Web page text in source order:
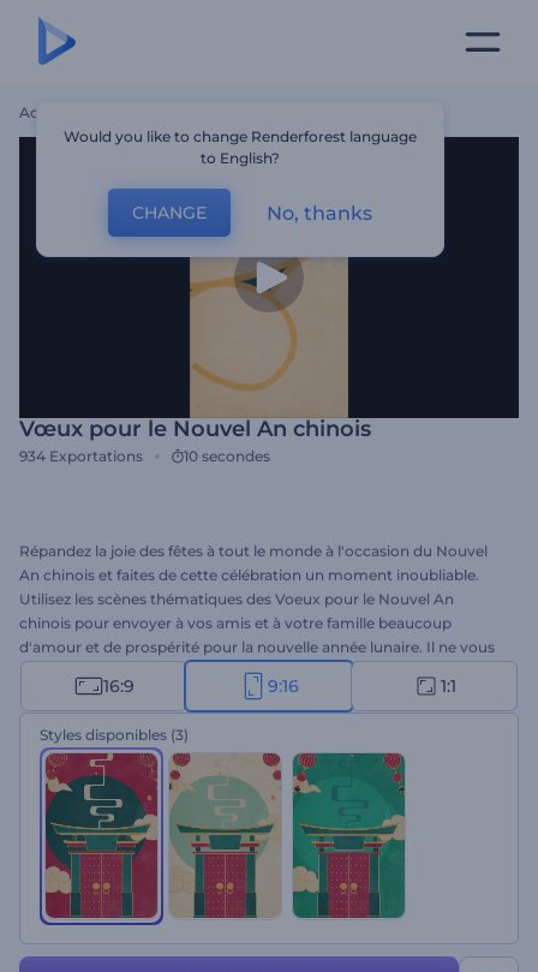
Accueil
Vœux pour le Nouvel An chinois
934 Exportations 10 secondes
Répandez la joie des fêtes à tout le monde à l'occasion du Nouvel
An chinois et faites de cette célébration un moment inoubliable.
Utilisez les scènes thématiques des Voeux pour le Nouvel An
chinois pour envoyer à vos amis et à votre famille beaucoup
d'amour et de prospérité pour la nouvelle année lunaire. Il ne vous
faudra que quelques minutes pour taper vos vœux de vacances et
obtenir un message de vœux vidéo animé de manière
professionnelle à des fins diverses. Idéal pour les invitations à un
dîner de fête, les ouvertures de présentation, les salutations vidéo et
de nombreuses autres utilisations. Essayez-le maintenant !
16:9 9:16 1:1
Styles disponibles (3)
Would you like to change Renderforest language
to English?
CHANGE No, thanks